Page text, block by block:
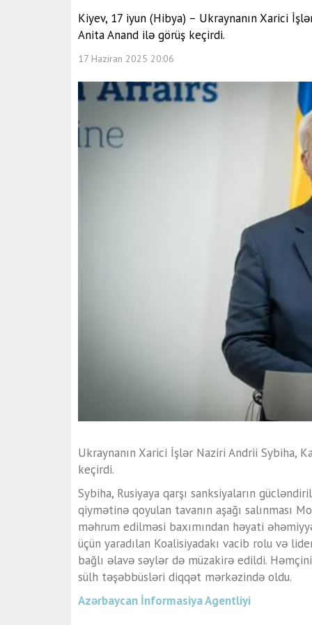
Kiyev, 17 iyun (Hibya) – Ukraynanın Xarici
Anita Anand ilə görüş keçirdi.
17 Haziran 2025 20:06
Ukraynanın Xarici İşlər Naziri Andrii Sybiha,
keçirdi.
Sybiha, Rusiyaya qarşı sanksiyaların
qiymətinə qoyulan tavanın aşağı salınması
məhrum edilməsi baxımından həyati
üçün yaradılan Koalisiyadakı vacib rolu və
bağlı əlavə səylər də müzakirə edildi.
sülh təşəbbüsləri diqqət mərkəzində oldu.
Azərbaycan İnformasiya Agentliyi